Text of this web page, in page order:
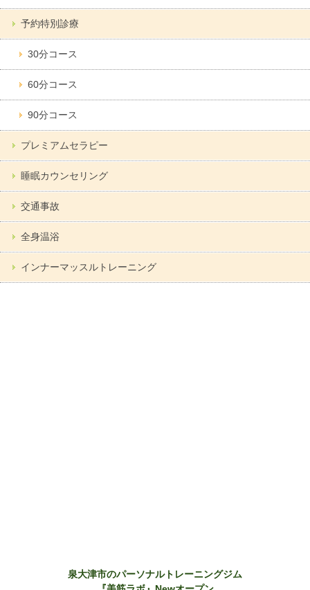
予約特別診療
30分コース
60分コース
90分コース
プレミアムセラピー
睡眠カウンセリング
交通事故
全身温浴
インナーマッスルトレーニング
泉大津市のパーソナルトレーニングジム